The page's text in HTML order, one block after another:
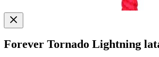
Forever Tornado Lightning